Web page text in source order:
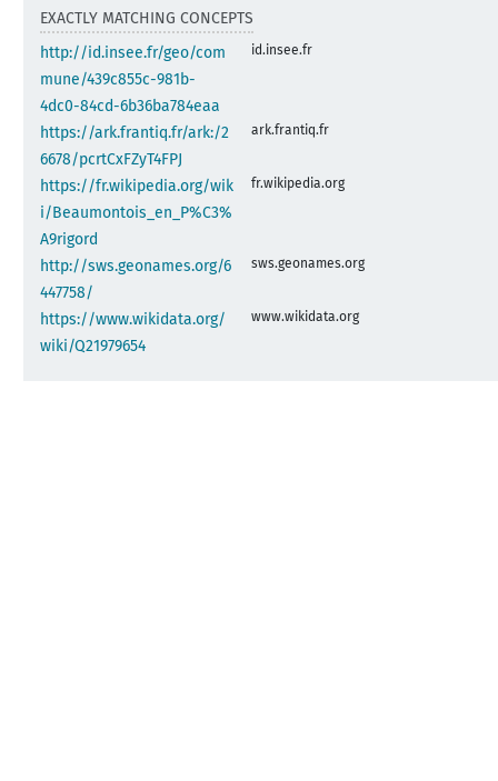
EXACTLY MATCHING CONCEPTS
http://id.insee.fr/geo/com
mune/439c855c-981b-
4dc0-84cd-6b36ba784eaa
id.insee.fr
https://ark.frantiq.fr/ark:/2
6678/pcrtCxFZyT4FPJ
ark.frantiq.fr
https://fr.wikipedia.org/wik
i/Beaumontois_en_P%C3%
A9rigord
fr.wikipedia.org
http://sws.geonames.org/6
447758/
sws.geonames.org
https://www.wikidata.org/
wiki/Q21979654
www.wikidata.org